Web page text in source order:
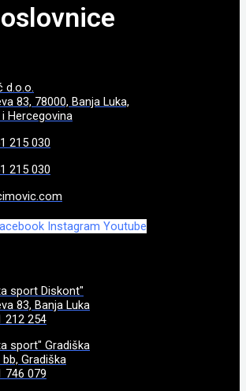
d.o.o.
83, 78000, Banja Luka,
i Hercegovina
215 030
215 030
Instagram Youtube
sport Diskont"
83, Banja Luka
212 254
sport" Gradiška
Gradiška
746 079